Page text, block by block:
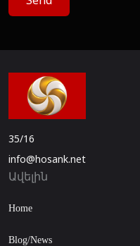
35/16
info@hosank.net
Ավելին
Home
Blog/News